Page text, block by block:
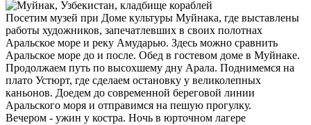
Посетим музей при Доме культуры Муйнака, где выставлены
работы художников, запечатлевших в своих полотнах
Аральское море и реку Амударью. Здесь можно сравнить
Аральское море до и после. Обед в гостевом доме в Муйнаке.
Продолжаем путь по высохшему дну Арала. Поднимемся на
плато Устюрт, где сделаем остановку у великолепных
каньонов. Доедем до современной береговой линии
Аральского моря и отправимся на пешую прогулку.
Вечером - ужин у костра. Ночь в юрточном лагере